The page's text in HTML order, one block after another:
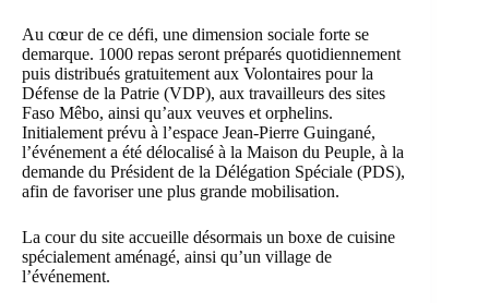
Au cœur de ce défi, une dimension sociale forte se
demarque. 1000 repas seront préparés quotidiennement
puis distribués gratuitement aux Volontaires pour la
Défense de la Patrie (VDP), aux travailleurs des sites
Faso Mêbo, ainsi qu’aux veuves et orphelins.
Initialement prévu à l’espace Jean-Pierre Guingané,
l’événement a été délocalisé à la Maison du Peuple, à la
demande du Président de la Délégation Spéciale (PDS),
afin de favoriser une plus grande mobilisation.
La cour du site accueille désormais un boxe de cuisine
spécialement aménagé, ainsi qu’un village de
l’événement.